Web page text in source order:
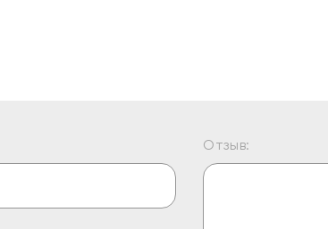
Отзыв: